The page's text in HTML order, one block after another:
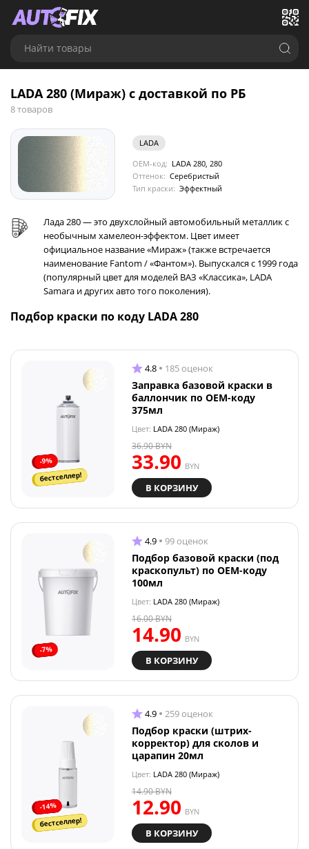
Найти товары
LADA 280 (Мираж) с доставкой по РБ
8 товаров
LADA
OEM-код: LADA 280, 280
Оттенок: Серебристый
Тип краски: Эффектный
Лада 280 — это двухслойный автомобильный металлик с
необычным хамелеон-эффектом. Цвет имеет
официальное название «Мираж» (также встречается
наименование Fantom / «Фантом»). Выпускался с 1999 года
(популярный цвет для моделей ВАЗ «Классика», LADA
Samara и других авто того поколения).
Подбор краски по коду LADA 280
-9%
бестселлер!
4.8 185 оценок
Заправка базовой краски в
баллончик по OEM-коду
375мл
Цвет: LADA 280 (Мираж)
33.90 BYN
36.90BYN
В КОРЗИНУ
-7%
4.9 99 оценок
Подбор базовой краски (под
краскопульт) по OEM-коду
100мл
Цвет: LADA 280 (Мираж)
14.90 BYN
16.00BYN
В КОРЗИНУ
-14%
бестселлер!
4.9 259 оценок
Подбор краски (штрих-
корректор) для сколов и
царапин 20мл
Цвет: LADA 280 (Мираж)
12.90 BYN
14.90BYN
В КОРЗИНУ